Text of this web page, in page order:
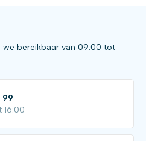
bereikbaar van 09:00 tot
99
16:00